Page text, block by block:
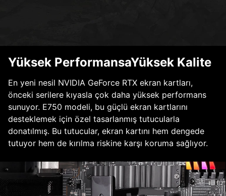
Yüksek PerformansaYüksek Kalite
En yeni nesil NVIDIA GeForce RTX ekran kartları,
önceki serilere kıyasla çok daha yüksek performans
sunuyor. E750 modeli, bu güçlü ekran kartlarını
desteklemek için özel tasarlanmış tutucularla
donatılmış. Bu tutucular, ekran kartını hem dengede
tutuyor hem de kırılma riskine karşı koruma sağlıyor.